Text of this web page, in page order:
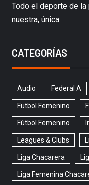
Todo el deporte de la
nuestra, única.
CATEGORÍAS
Audio Federal A
Futbol Femenino
Fútbol Femenino
Leagues & Clubs
Liga Chacarera
Liga Femenina